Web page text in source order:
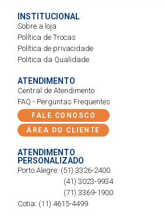
INSTITUCIONAL
Sobre a loja
Política de Trocas
Política de privacidade
Politica da Qualidade
ATENDIMENTO
Central de Atendimento
FAQ - Perguntas Frequentes
FALE CONOSCO
ÁREA DO CLIENTE
ATENDIMENTO
PERSONALIZADO
Porto Alegre: (51) 3326-2400
(41) 3023-9934
(71) 3369-1900
Cotia: (11) 4615-4499